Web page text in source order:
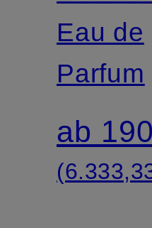
Eau de
Parfum
ab